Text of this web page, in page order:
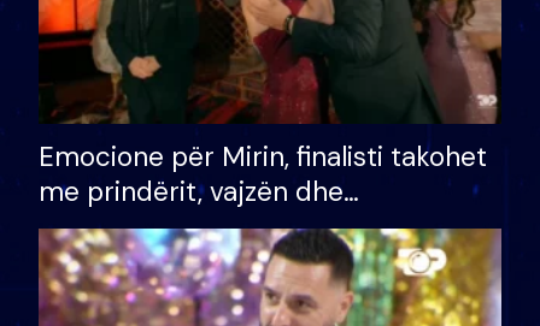
Emocione për Mirin, finalisti takohet
me prindërit, vajzën dhe
bashkëshorten: S’kemi ndonjë letër
divorci apo jo?